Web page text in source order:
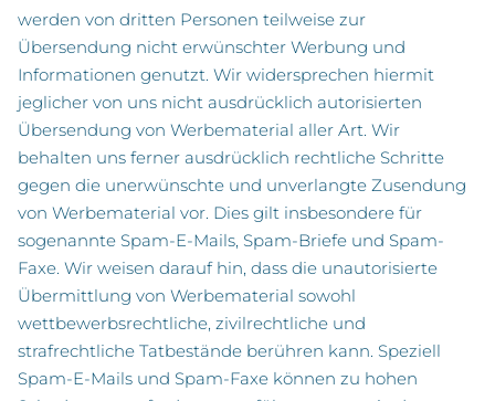
werden von dritten Personen teilweise zur
Übersendung nicht erwünschter Werbung und
Informationen genutzt. Wir widersprechen hiermit
jeglicher von uns nicht ausdrücklich autorisierten
Übersendung von Werbematerial aller Art. Wir
behalten uns ferner ausdrücklich rechtliche Schritte
gegen die unerwünschte und unverlangte Zusendung
von Werbematerial vor. Dies gilt insbesondere für
sogenannte Spam-E-Mails, Spam-Briefe und Spam-
Faxe. Wir weisen darauf hin, dass die unautorisierte
Übermittlung von Werbematerial sowohl
wettbewerbsrechtliche, zivilrechtliche und
strafrechtliche Tatbestände berühren kann. Speziell
Spam-E-Mails und Spam-Faxe können zu hohen